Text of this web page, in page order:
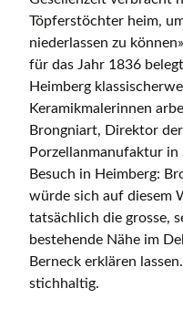
Töpferstöchter heim,
niederlassen zu
für das Jahr 1836
Heimberg
Keramikmalerinnen
Brongniart, Direktor
Porzellanmanufaktur
Besuch in Heimberg:
würde sich auf diesem
tatsächlich die grosse,
bestehende Nähe im
Berneck erklären
stichhaltig.